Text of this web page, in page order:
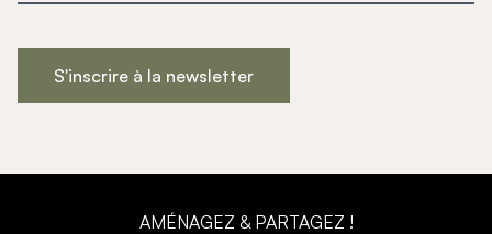
S'inscrire à la newsletter
AMÉNAGEZ & PARTAGEZ !